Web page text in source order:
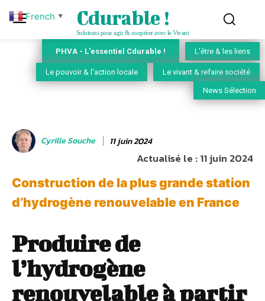
Cdurable !
Solutions pour agir & coopérer avec le Vivant
PHVA - L'essentiel Cdurable ! L'être & les liens
Le pouvoir & l'action locale Le vivant & refaire société
News Sélection
Cyrille Souche 11 juin 2024
Actualisé le :11 juin 2024
Construction de la plus grande station
d’hydrogène renouvelable en France
Produire de
l’hydrogène
renouvelable à partir
French ▼